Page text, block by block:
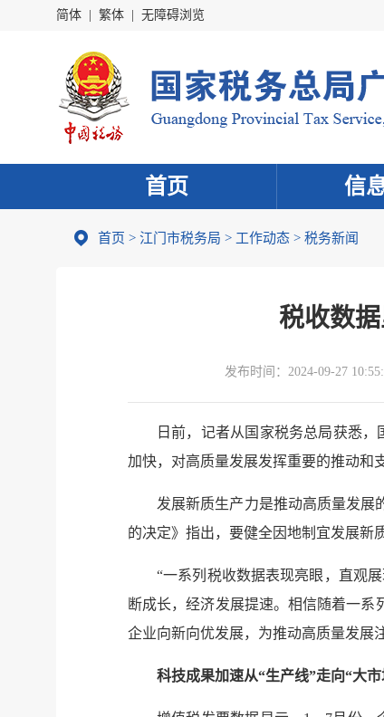
简体 繁体 无障碍浏览
首页 信
首页 > 江门市税务局 > 工作动态 > 税务新闻
税收数
发布时间： 2024-09-27
日前，记者从国家税务总局获悉
加快，对高质量发展发挥重要的推动和
发展新质生产力是推动高质量发展
的决定》指出，要健全因地制宜发展新
“一系列税收数据表现亮眼，直观
断成长，经济发展提速。相信随着一
企业向新向优发展，为推动高质量发展
科技成果加速从“生产线”走向“大市